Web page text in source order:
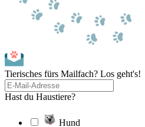
Tierisches fürs Mailfach? Los geht's!
Hast du Haustiere?
Hund